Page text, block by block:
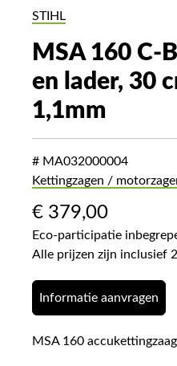
STIHL
MSA 160 C-
en lader, 30
1,1mm
# MA032000004
Kettingzagen /
€ 379,00
Eco-participatie
Alle prijzen zijn inclusief
Informatie aanvragen
MSA 160